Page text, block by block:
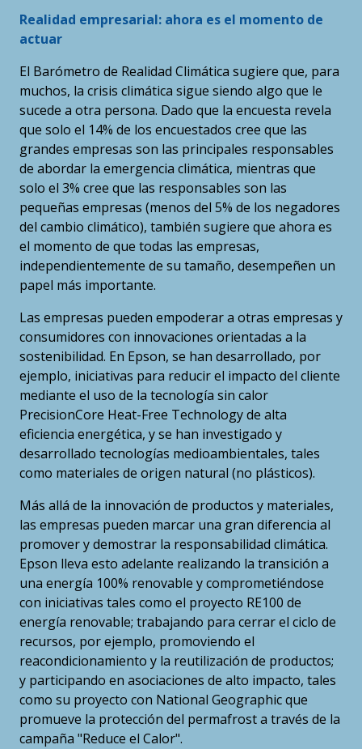
Realidad empresarial: ahora es el momento de
actuar
El Barómetro de Realidad Climática sugiere que, para
muchos, la crisis climática sigue siendo algo que le
sucede a otra persona. Dado que la encuesta revela
que solo el 14% de los encuestados cree que las
grandes empresas son las principales responsables
de abordar la emergencia climática, mientras que
solo el 3% cree que las responsables son las
pequeñas empresas (menos del 5% de los negadores
del cambio climático), también sugiere que ahora es
el momento de que todas las empresas,
independientemente de su tamaño, desempeñen un
papel más importante.
Las empresas pueden empoderar a otras empresas y
consumidores con innovaciones orientadas a la
sostenibilidad. En Epson, se han desarrollado, por
ejemplo, iniciativas para reducir el impacto del cliente
mediante el uso de la tecnología sin calor
PrecisionCore Heat-Free Technology de alta
eficiencia energética, y se han investigado y
desarrollado tecnologías medioambientales, tales
como materiales de origen natural (no plásticos).
Más allá de la innovación de productos y materiales,
las empresas pueden marcar una gran diferencia al
promover y demostrar la responsabilidad climática.
Epson lleva esto adelante realizando la transición a
una energía 100% renovable y comprometiéndose
con iniciativas tales como el proyecto RE100 de
energía renovable; trabajando para cerrar el ciclo de
recursos, por ejemplo, promoviendo el
reacondicionamiento y la reutilización de productos;
y participando en asociaciones de alto impacto, tales
como su proyecto con National Geographic que
promueve la protección del permafrost a través de la
campaña "Reduce el Calor".